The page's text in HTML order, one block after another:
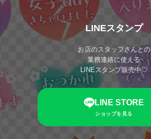
LINEスタンプ
お店のスタッフさんとの
業務連絡に使える
LINEスタンプ販売中♡
LINE STORE
ショップを見る